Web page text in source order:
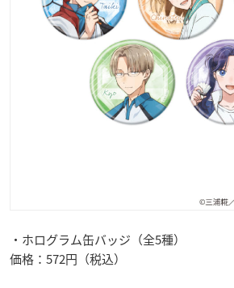
・ホログラム缶バッジ（全5種）
価格：572円（税込）